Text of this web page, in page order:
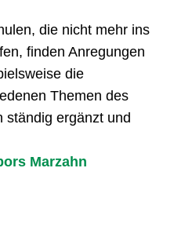
die nicht mehr ins
finden Anregungen
die
Themen des
ständig ergänzt und
Marzahn